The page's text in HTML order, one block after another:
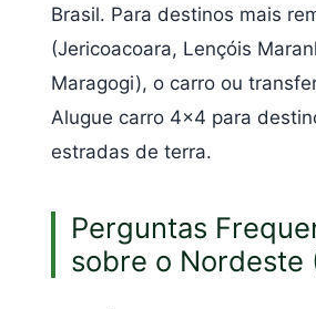
Brasil. Para destinos mais
(Jericoacoara, Lençóis
Maragogi), o carro ou
Alugue carro 4×4 para
estradas de terra.
Perguntas
sobre o Nordeste